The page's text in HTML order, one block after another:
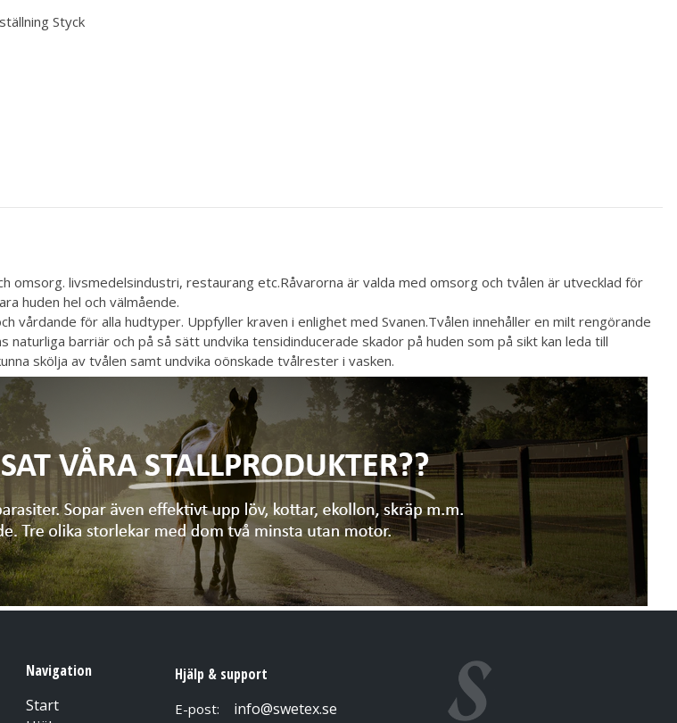
Styck
livsmedelsindustri, restaurang etc.Råvarorna är valda med omsorg och tvålen är utvecklad för
huden hel och välmående.
vårdande för alla hudtyper. Uppfyller kraven i enlighet med Svanen.Tvålen innehåller en milt rengörande
barriär och på så sätt undvika tensidinducerade skador på huden som på sikt kan leda till
skölja av tvålen samt undvika oönskade tvålrester i vasken.
Navigation
Start
Hjälp & support
E-post: info@swetex.se